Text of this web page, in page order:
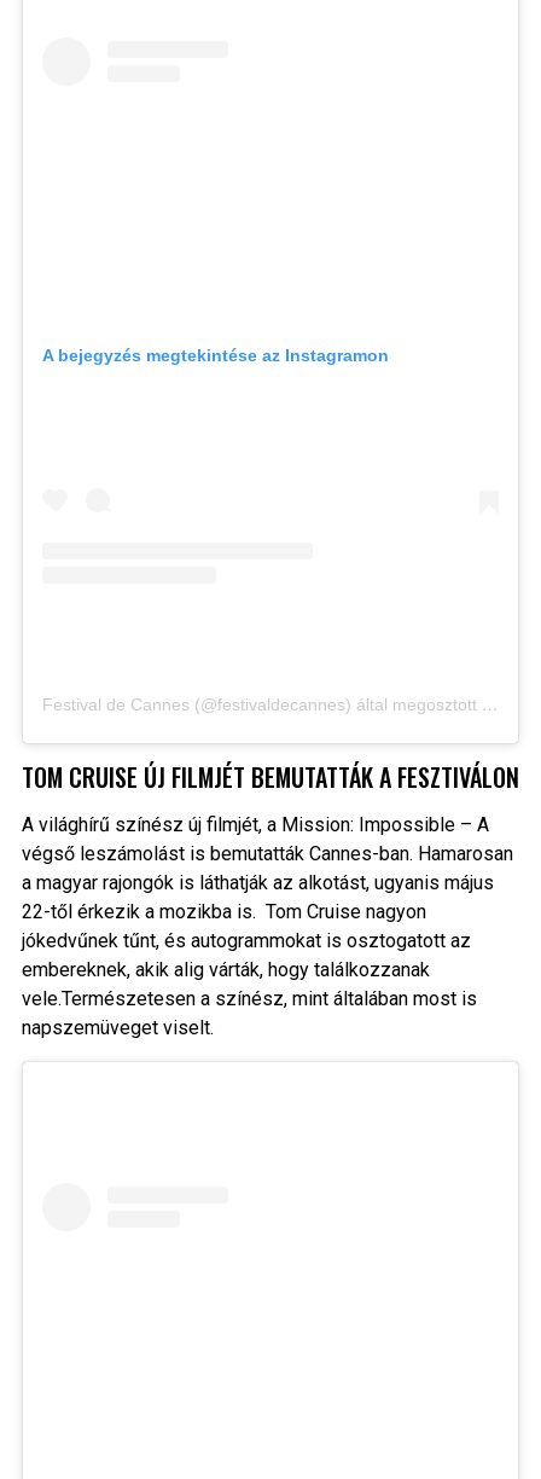
A bejegyzés megtekintése az Instagramon
Festival de Cannes (@festivaldecannes) által megosztott bejegyzés
TOM CRUISE ÚJ FILMJÉT BEMUTATTÁK A FESZTIVÁLON
A világhírű színész új filmjét, a Mission: Impossible – A
végső leszámolást is bemutatták Cannes-ban. Hamarosan
a magyar rajongók is láthatják az alkotást, ugyanis május
22-től érkezik a mozikba is. Tom Cruise nagyon
jókedvűnek tűnt, és autogrammokat is osztogatott az
embereknek, akik alig várták, hogy találkozzanak
vele.Természetesen a színész, mint általában most is
napszemüveget viselt.